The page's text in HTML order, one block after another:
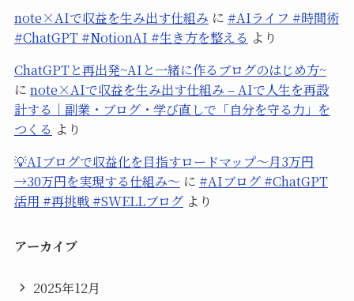
note×AIで収益を生み出す仕組み に #AIライフ #時間術
#ChatGPT #NotionAI #生き方を整える より
ChatGPTと再出発~AIと一緒に作るブログのはじめ方~
に note×AIで収益を生み出す仕組み – AIで人生を再設
計する｜副業・ブログ・学び直しで「自分を守る力」を
つくる より
💡AIブログで収益化を目指すロードマップ〜月3万円
→30万円を実現する仕組み〜 に #AIブログ #ChatGPT
活用 #再挑戦 #SWELLブログより
アーカイブ
2025年12月